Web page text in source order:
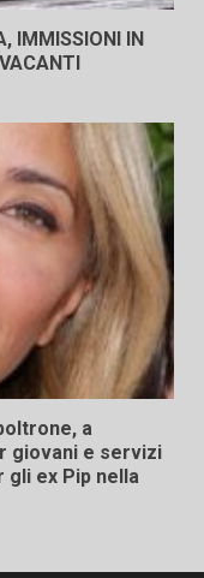
IMMISSIONI IN
a
giovani e servizi
gli ex Pip nella